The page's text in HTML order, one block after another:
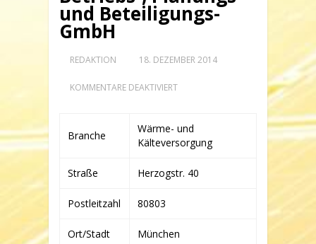
und Beteiligungs-
GmbH
REDAKTION 18. DEZEMBER 2014
KOMMENTARE DEAKTIVIERTFÜR
PLANUNGS-
UND
BETEILIGUNGS-
Branche
Wärme- und
Kälteversorgung
Straße Herzogstr. 40
Postleitzahl 80803
Ort/Stadt München